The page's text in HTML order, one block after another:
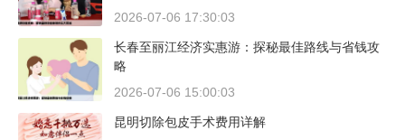
2026-07-06 17:30:03
长春至丽江经济实惠游：探秘最佳路线与省钱攻
略
2026-07-06 15:00:03
昆明切除包皮手术费用详解